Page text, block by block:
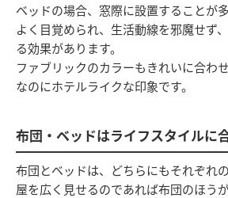
ベッドの場合、窓際に設置することが
よく目覚められ、生活動線を邪魔せず
る効果があります。
ファブリックのカラーもきれいに合わ
なのにホテルライクな印象です。
布団・ベッドはライフスタイルに
布団とベッドは、どちらにもそれぞれ
屋を広く見せるのであれば布団のほう